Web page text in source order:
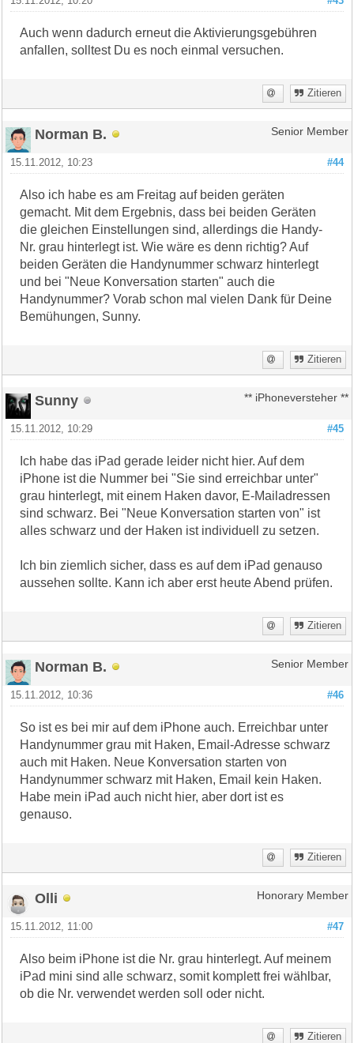
Auch wenn dadurch erneut die Aktivierungsgebühren
anfallen, solltest Du es noch einmal versuchen.
Zitieren
Norman B. Senior Member
#44
15.11.2012, 10:23
Also ich habe es am Freitag auf beiden geräten
gemacht. Mit dem Ergebnis, dass bei beiden Geräten
die gleichen Einstellungen sind, allerdings die Handy-
Nr. grau hinterlegt ist. Wie wäre es denn richtig? Auf
beiden Geräten die Handynummer schwarz hinterlegt
und bei "Neue Konversation starten" auch die
Handynummer? Vorab schon mal vielen Dank für Deine
Bemühungen, Sunny.
Zitieren
Sunny ** iPhoneversteher **
#45
15.11.2012, 10:29
Ich habe das iPad gerade leider nicht hier. Auf dem
iPhone ist die Nummer bei "Sie sind erreichbar unter"
grau hinterlegt, mit einem Haken davor, E-Mailadressen
sind schwarz. Bei "Neue Konversation starten von" ist
alles schwarz und der Haken ist individuell zu setzen.
Ich bin ziemlich sicher, dass es auf dem iPad genauso
aussehen sollte. Kann ich aber erst heute Abend prüfen.
Zitieren
Norman B. Senior Member
#46
15.11.2012, 10:36
So ist es bei mir auf dem iPhone auch. Erreichbar unter
Handynummer grau mit Haken, Email-Adresse schwarz
auch mit Haken. Neue Konversation starten von
Handynummer schwarz mit Haken, Email kein Haken.
Habe mein iPad auch nicht hier, aber dort ist es
genauso.
Zitieren
Olli Honorary Member
#47
15.11.2012, 11:00
Also beim iPhone ist die Nr. grau hinterlegt. Auf meinem
iPad mini sind alle schwarz, somit komplett frei wählbar,
ob die Nr. verwendet werden soll oder nicht.
Zitieren